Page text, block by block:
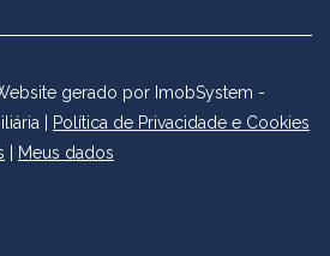
gerado por ImobSystem -
| Política de Privacidade e Cookies
| Meus dados